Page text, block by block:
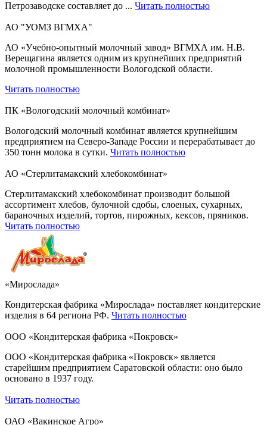
Петрозаводске составляет до ... Читать полностью
АО "УОМЗ ВГМХА"
АО «Учебно-опытный молочный завод» ВГМХА им. Н.В.
Верещагина является одним из крупнейших предприятий
молочной промышленности Вологодской области.
Читать полностью
ПК «Вологодский молочный комбинат»
Вологодский молочный комбинат является крупнейшим
предприятием на Северо-Западе России и перерабатывает до
350 тонн молока в сутки. Читать полностью
АО «Стерлитамакский хлебокомбинат»
Стерлитамакский хлебокомбинат производит большой
ассортимент хлебов, булочной сдобы, слоеных, сухарных,
бараночных изделий, тортов, пирожных, кексов, пряников.
Читать полностью
«Мирослада»
Кондитерская фабрика «Мирослада» поставляет кондитерские
изделия в 64 региона РФ. Читать полностью
ООО «Кондитерская фабрика «Покровск»
ООО «Кондитерская фабрика «Покровск» является
старейшим предприятием Саратовской области: оно было
основано в 1937 году.
Читать полностью
ОАО «Вакинское Агро»